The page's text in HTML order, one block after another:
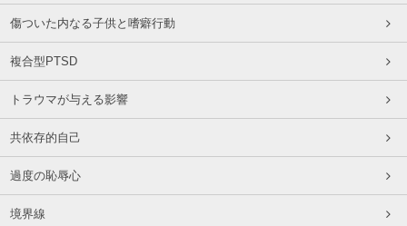
傷ついた内なる子供と嗜癖行動
複合型PTSD
トラウマが与える影響
共依存的自己
過度の恥辱心
境界線